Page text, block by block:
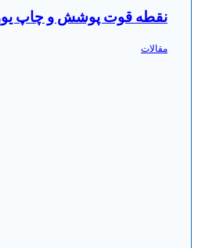
نقطه قوت پوشش و چاپ
مقالات